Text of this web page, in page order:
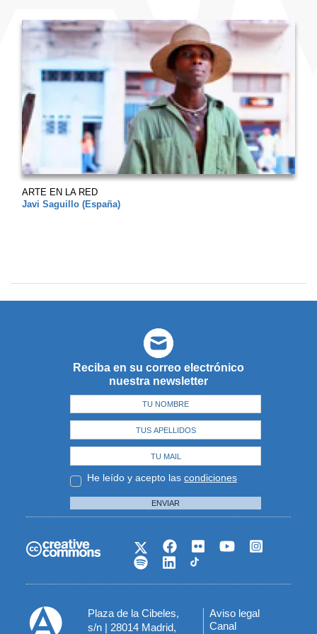
ARTE EN LA RED
Javi Saguillo (España)
Reciba en su correo electrónico
nuestra newsletter
He leído y acepto las condiciones
ENVIAR
Plaza de la Cibeles,
s/n | 28014 Madrid,
Menú
Aviso legal
Canal